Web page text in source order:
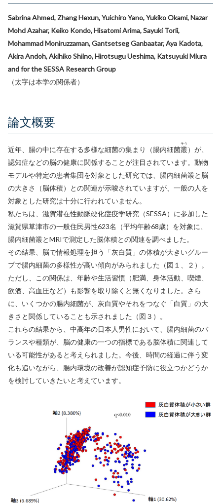
Sabrina Ahmed, Zhang Hexun, Yuichiro Yano, Yukiko Okami, Nazar
Mohd Azahar, Keiko Kondo, Hisatomi Arima, Sayuki Torii,
Mohammad Moniruzzaman, Gantsetseg Ganbaatar, Aya Kadota,
Akira Andoh, Akihiko Shiino, Hirotsugu Ueshima, Katsuyuki Miura
and for the SESSA Research Group
（太字は本学の関係者）
論文概要
近年、腸の中に存在する多様な細菌の集まり（腸内細菌叢
そう
）が、
認知症などの脳の健康に関係することが注目されています。動物
モデルや特定の患者集団を対象とした研究では、腸内細菌叢と脳
の大きさ（脳体積）との関連が示唆されていますが、一般の人を
対象とした研究は十分に行われていません。
私たちは、滋賀潜在性動脈硬化症疫学研究（SESSA）に参加した
滋賀県草津市の一般住民男性623名（平均年齢68歳）を対象に、
腸内細菌叢とMRIで測定した脳体積との関連を調べました。
その結果、脳で情報処理を担う「灰白質」の体積が大きいグルー
プで腸内細菌の多様性が高い傾向がみられました（図１、２）。
ただし、この関係は、年齢や生活習慣（肥満、身体活動、喫煙、
飲酒、高血圧など）も影響を取り除くと無くなりました。さら
に、いくつかの腸内細菌が、灰白質やそれをつなぐ「白質」の大
きさと関係していることも示されました（図３）。
これらの結果から、中高年の日本人男性において、腸内細菌のバ
ランスや種類が、脳の健康の一つの指標である脳体積に関連して
いる可能性があると考えられました。今後、時間の経過に伴う変
化も追いながら、腸内環境の改善が認知症予防に役立つかどうか
を検討していきたいと考えています。